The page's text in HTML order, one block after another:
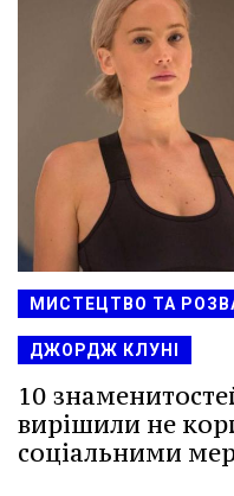
МИСТЕЦТВО ТА
ДЖОРДЖ КЛУНІ
10
вирішили не
соціальними